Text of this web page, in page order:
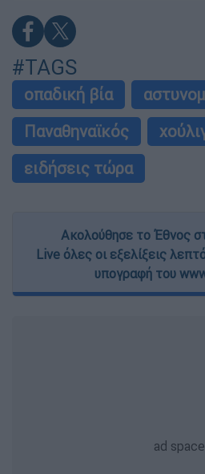
#TAGS
οπαδική βία
Παναθηναϊκός
ειδήσεις τώρα
Ακολούθησε το Έθνος
Live όλες οι εξελίξεις
υπογραφή του